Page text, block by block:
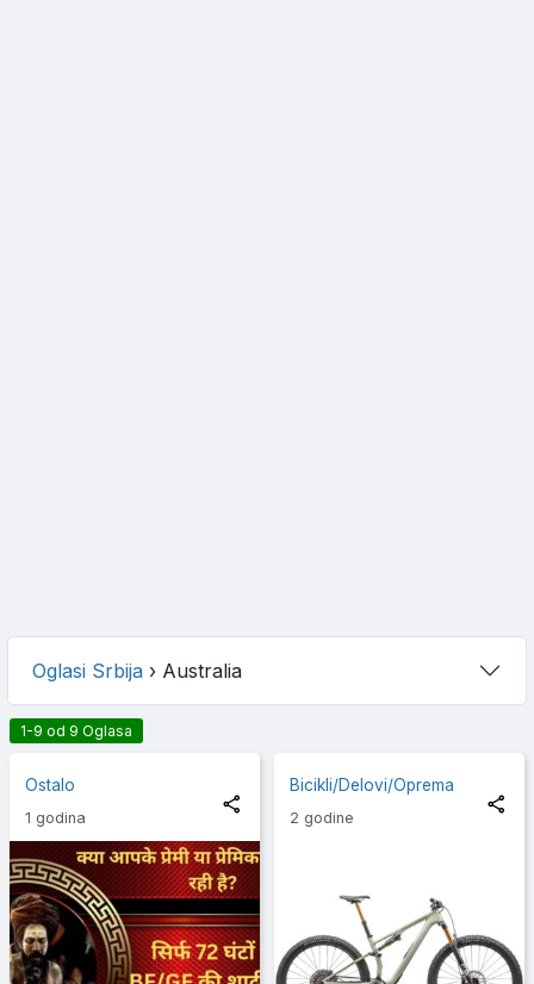
Oglasi Srbija › Australia
1-9 od 9 Oglasa
Ostalo
1 godina
Bicikli/Delovi/Oprema
2 godine